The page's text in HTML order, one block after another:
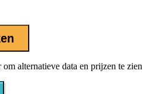
alternatieve data en prijzen te zien